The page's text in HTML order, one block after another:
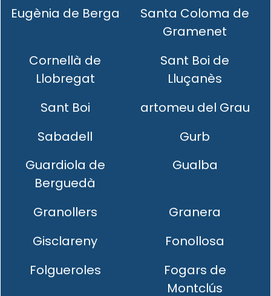
Eugènia de Berga
Santa Coloma de
Gramenet
Cornellà de
Llobregat
Sant Boi de
Lluçanès
Sant Boi
artomeu del Grau
Sabadell
Gurb
Guardiola de
Berguedà
Gualba
Granollers
Granera
Gisclareny
Fonollosa
Folgueroles
Fogars de
Montclús